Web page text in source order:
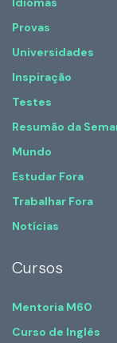
Provas
Universidades
Inspiração
Testes
Resumão da
Mundo
Estudar Fora
Trabalhar Fora
Notícias
Cursos
Mentoria M60
Curso de Inglês